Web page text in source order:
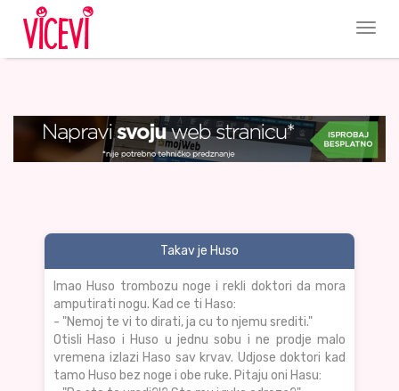
Takav je Huso
Imao Huso trombozu noge i rekli doktori da mora
amputirati nogu. Kad ce ti Haso:
- "Nemoj te vi to dirati, ja cu to njemu srediti."
Otisli Haso i Huso u jednu sobu i ne prodje malo
vremena izlazi Haso sav krvav. Udjose doktori kad
tamo Huso bez noge i obe ruke. Pitaju oni Hasu: